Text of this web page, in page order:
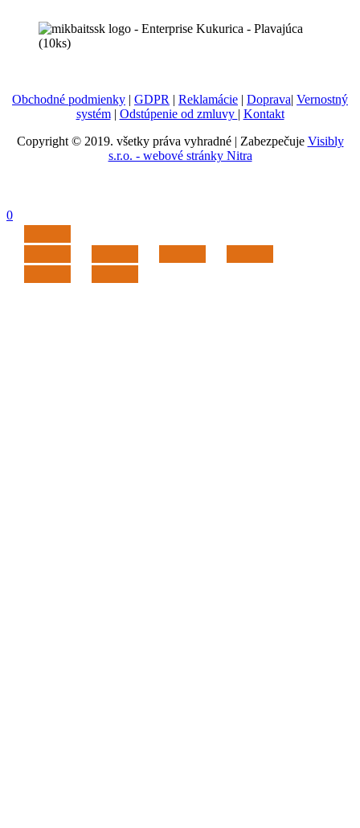
product
page
multiple
variants.
be
chosen
the
Obchodné podmienky | GDPR | Reklamácie | Doprava| Vernostný
systém| Odstúpenie od zmluvy | Kontakt
Copyright © 2019. všetky práva vyhradné | Zabezpečuje Visibly
s.r.o. - webové stránky Nitra
0